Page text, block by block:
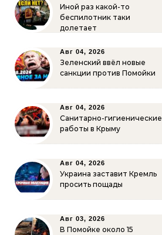
Иной раз какой-то
беспилотник таки
долетает
Авг 04, 2026
Зеленский ввёл новые
санкции против Помойки
Авг 04, 2026
Санитарно-гигиенические
работы в Крыму
Авг 04, 2026
Украина заставит Кремль
просить пощады
Авг 03, 2026
В Помойке около 15